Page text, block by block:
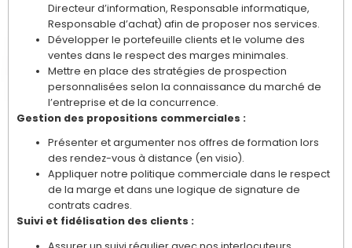
Directeur d’information, Responsable informatique,
Responsable d’achat) afin de proposer nos services.
Développer le portefeuille clients et le volume des
ventes dans le respect des marges minimales.
Mettre en place des stratégies de prospection
personnalisées selon la connaissance du marché de
l’entreprise et de la concurrence.
Gestion des propositions commerciales :
Présenter et argumenter nos offres de formation lors
des rendez-vous à distance (en visio).
Appliquer notre politique commerciale dans le respect
de la marge et dans une logique de signature de
contrats cadres.
Suivi et fidélisation des clients :